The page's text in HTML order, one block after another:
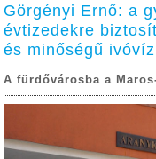
Görgényi Ernő: a
évtizedekre
és minőségű ivóvíz
A fürdővárosba a